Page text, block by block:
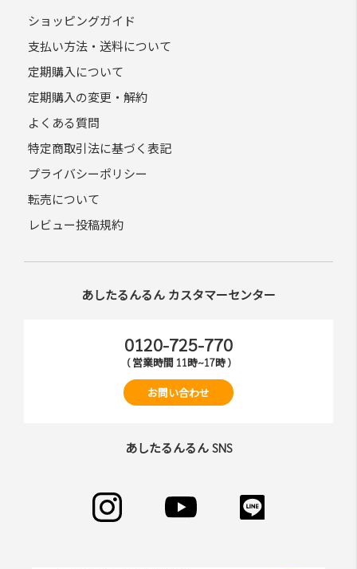
ショッピングガイド
支払い方法・送料について
定期購入について
定期購入の変更・解約
よくある質問
特定商取引法に基づく表記
プライバシーポリシー
転売について
レビュー投稿規約
あしたるんるん カスタマーセンター
0120-725-770
( 営業時間 11時~17時 )
お問い合わせ
あしたるんるん SNS